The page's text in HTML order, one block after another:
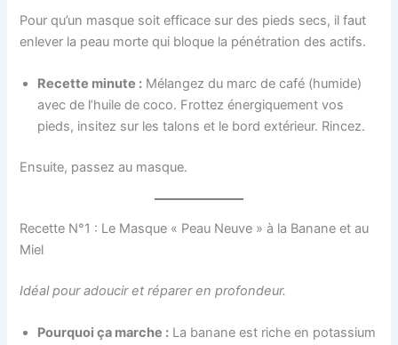
Pour qu’un masque soit efficace sur des pieds secs, il faut
enlever la peau morte qui bloque la pénétration des actifs.
Recette minute : Mélangez du marc de café (humide)
avec de l’huile de coco. Frottez énergiquement vos
pieds, insitez sur les talons et le bord extérieur. Rincez.
Ensuite, passez au masque.
Recette N°1 : Le Masque « Peau Neuve » à la Banane et au
Miel
Idéal pour adoucir et réparer en profondeur.
Pourquoi ça marche : La banane est riche en potassium